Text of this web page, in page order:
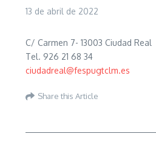
13 de abril de 2022
C/ Carmen 7- 13003 Ciudad Real
Tel. 926 21 68 34
ciudadreal@fespugtclm.es
Share this Article